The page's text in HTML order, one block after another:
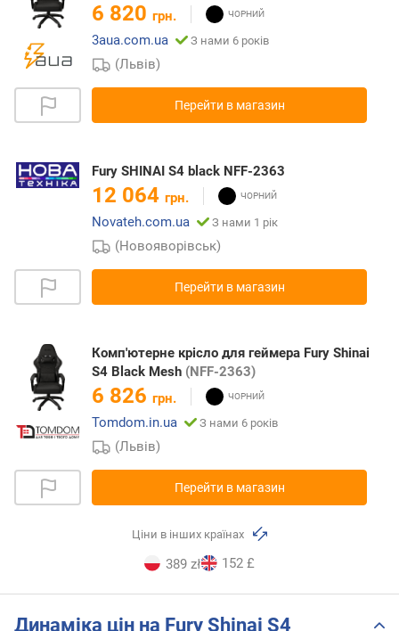
6 820 грн.
3aua.com.ua
З нами 6 років
(Львів)
Перейти в магазин
Fury SHINAI S4 black NFF-2363
12 064 грн.
Novateh.com.ua
З нами 1 рік
(Новояворівськ)
Перейти в магазин
Комп'ютерне крісло для геймера Fury Shinai
S4 Black Mesh (NFF-2363)
6 826 грн.
Tomdom.in.ua
З нами 6 років
(Львів)
Перейти в магазин
Ціни в інших країнах
389 zł 152 £
Динаміка цін на Fury Shinai S4